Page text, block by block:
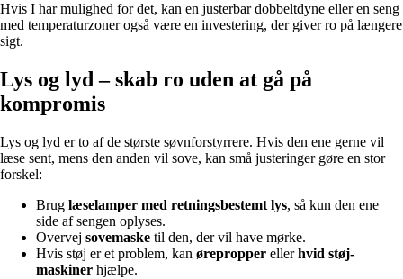
Hvis I har mulighed for det, kan en justerbar dobbeltdyne eller en seng
med temperaturzoner også være en investering, der giver ro på længere
sigt.
Lys og lyd – skab ro uden at gå på
kompromis
Lys og lyd er to af de største søvnforstyrrere. Hvis den ene gerne vil
læse sent, mens den anden vil sove, kan små justeringer gøre en stor
forskel:
Brug læselamper med retningsbestemt lys, så kun den ene
side af sengen oplyses.
Overvej sovemaske til den, der vil have mørke.
Hvis støj er et problem, kan ørepropper ellerhvid støj-
maskiner hjælpe.